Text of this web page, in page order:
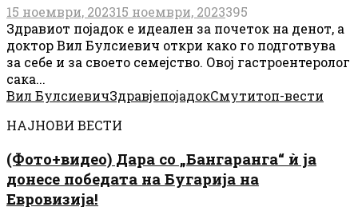
15 ноември, 202315 ноември, 2023395
Здравиот појадок е идеален за почеток на денот, а
доктор Вил Булсиевич откри како го подготвува
за себе и за своето семејство. Овој гастроентеролог
сака...
Вил БулсиевичЗдравјепојадокСмутитоп-вести
НАЈНОВИ ВЕСТИ
(Фото+видео) Дара со „Бангаранга“ ѝ ја
донесе победата на Бугарија на
Евровизија!